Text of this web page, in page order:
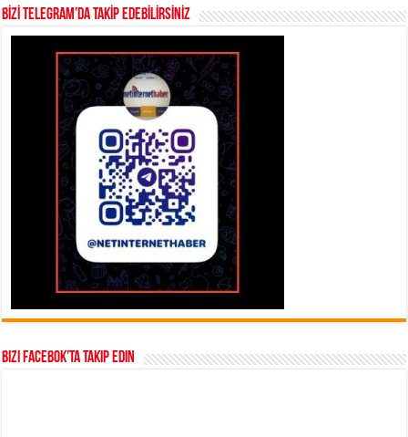
BİZİ TELEGRAM’DA TAKİP EDEBİLİRSİNİZ
Bizi Facebok’ta takip edin